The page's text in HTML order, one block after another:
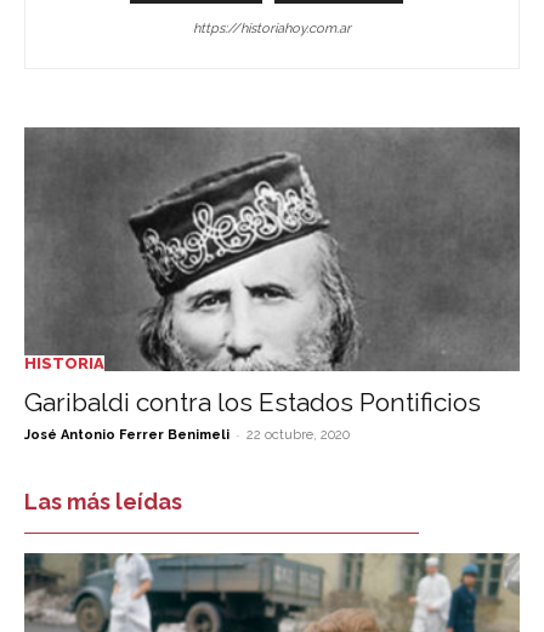
https://historiahoy.com.ar
HISTORIA
Garibaldi contra los Estados Pontificios
José Antonio Ferrer Benimeli - 22 octubre, 2020
Las más leídas